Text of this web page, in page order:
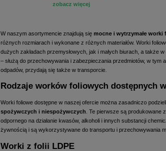
zobacz więcej
W naszym asortymencie znajdują się mocne i wytrzymałe
różnych rozmiarach i wykonane z różnych materiałów. Worki
dużych zakładach przemysłowych, jak i małych biurach, a także
– służą do przechowywania i zabezpieczania przedmiotów, w tym
odpadów, przydają się także w transporcie.
Rodzaje worków foliowych dostępnych
Worki foliowe dostępne w naszej ofercie można zasadniczo
spożywczych i niespożywczych . Te pierwsze są produkowane
odpornego na działanie kwasów, alkoholi i innych substancji
żywnością i są wykorzystywane do transportu i przechowywania
Worki z folii LDPE